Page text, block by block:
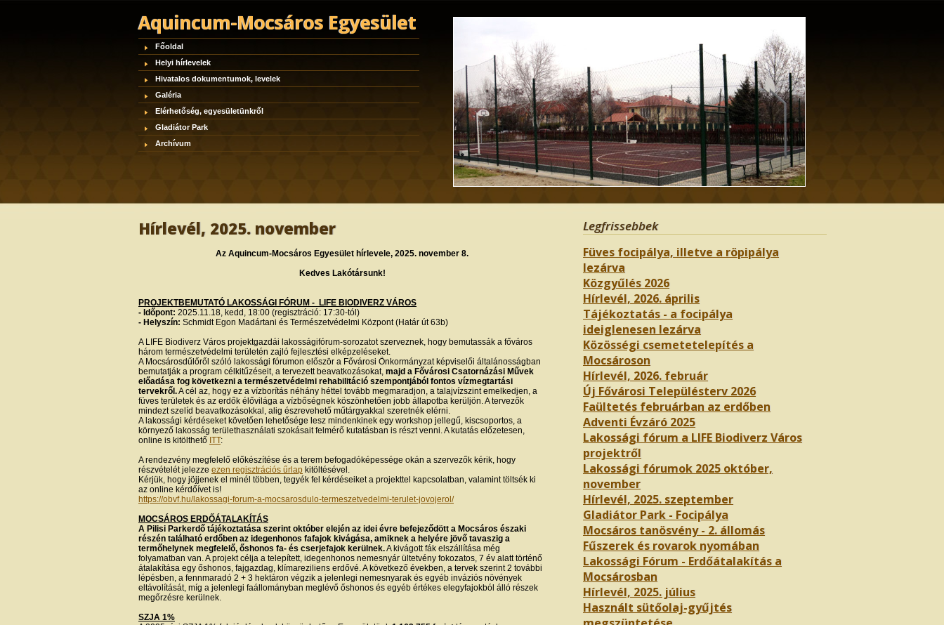
Aquincum-Mocsáros Egyesület
Főoldal
Helyi hírlevelek
Hivatalos dokumentumok, levelek
Galéria
Elérhetőség, egyesületünkről
Gladiátor Park
Archívum
Hírlevél, 2025. november
Az Aquincum-Mocsáros Egyesület hírlevele, 2025. november 8.
Kedves Lakótársunk!
PROJEKTBEMUTATÓ LAKOSSÁGI FÓRUM - LIFE BIODIVERZ VÁROS
- Időpont: 2025.11.18, kedd, 18:00 (regisztráció: 17:30-tól)
- Helyszín: Schmidt Egon Madártani és Természetvédelmi Központ (Határ út 63b)
A LIFE Biodiverz Város projektgazdái lakosságifórum-sorozatot szerveznek, hogy bemutassák a főváros
három természetvédelmi területén zajló fejlesztési elképzeléseket.
A Mocsárosdűlőről szóló lakossági fórumon először a Fővárosi Önkormányzat képviselői általánosságban
bemutatják a program célkitűzéseit, a tervezett beavatkozásokat, majd a Fővárosi Csatornázási Művek
előadása fog következni a természetvédelmi rehabilitáció szempontjából fontos vízmegtartási
tervekről.A cél az, hogy ez a vízborítás néhány héttel tovább megmaradjon, a talajvízszint emelkedjen, a
füves területek és az erdők élővilága a vízbőségnek köszönhetően jobb állapotba kerüljön. A tervezők
mindezt szelíd beavatkozásokkal, alig észrevehető műtárgyakkal szeretnék elérni.
A lakossági kérdéseket követően lehetősége lesz mindenkinek egy workshop jellegű, kiscsoportos, a
környező lakosság területhasználati szokásait felmérő kutatásban is részt venni. A kutatás előzetesen,
online is kitölthető ITT:
A rendezvény megfelelő előkészítése és a terem befogadóképessége okán a szervezők kérik, hogy
részvételét jelezze ezen regisztrációs űrlap kitöltésével.
Kérjük, hogy jöjjenek el minél többen, tegyék fel kérdéseiket a projekttel kapcsolatban, valamint töltsék ki
az online kérdőívet is!
https://obvf.hu/lakossagi-forum-a-mocsarosdulo-termeszetvedelmi-terulet-jovojerol/
MOCSÁROS ERDŐÁTALAKÍTÁS
A Pilisi Parkerdő tájékoztatása szerint október elején az idei évre befejeződött a Mocsáros északi
részén található erdőben az idegenhonos fafajok kivágása, amiknek a helyére jövő tavaszig a
termőhelynek megfelelő, őshonos fa- és cserjefajok kerülnek.A kivágott fák elszállítása még
folyamatban van. A projekt célja a telepített, idegenhonos nemesnyár ültetvény fokozatos, 7 év alatt történő
átalakítása egy őshonos, fajgazdag, klímareziliens erdővé. A következő években, a tervek szerint 2 további
lépésben, a fennmaradó 2 + 3 hektáron végzik a jelenlegi nemesnyarak és egyéb inváziós növények
eltávolítását, míg a jelenlegi faállományban meglévő őshonos és egyéb értékes elegyfajokból álló részek
megőrzésre kerülnek.
SZJA 1%
Legfrissebbek
Füves focipálya, illetve a röpipálya
lezárva
Közgyűlés 2026
Hírlevél, 2026. április
Tájékoztatás - a focipálya
ideiglenesen lezárva
Közösségi csemetetelepítés a
Mocsároson
Hírlevél, 2026. február
Új Fővárosi Településterv 2026
Faültetés februárban az erdőben
Adventi Évzáró 2025
Lakossági fórum a LIFE Biodiverz Város
projektről
Lakossági fórumok 2025 október,
november
Hírlevél, 2025. szeptember
Gladiátor Park - Focipálya
Mocsáros tanösvény - 2. állomás
Fűszerek és rovarok nyomában
Lakossági Fórum - Erdőátalakítás a
Mocsárosban
Hírlevél, 2025. július
Használt sütőolaj-gyűjtés